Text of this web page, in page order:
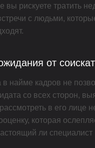
вы рискуете тратить
с людьми,
от
в найме кадров не
со всех сторон,
в его лице
которая
ли